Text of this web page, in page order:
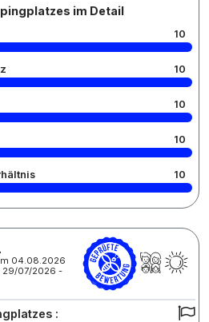
im Detail
10
10
10
10
10
04.08.2026
29/07/2026 -
: